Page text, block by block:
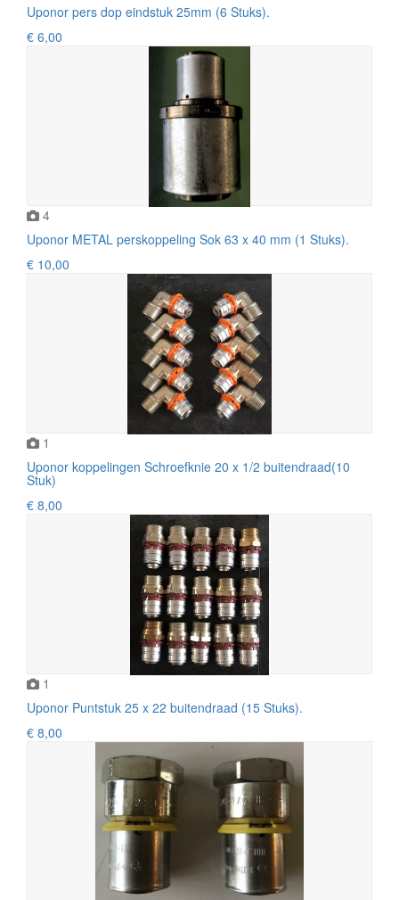
Uponor pers dop eindstuk 25mm (6 Stuks).
€ 6,00
4
Uponor METAL perskoppeling Sok 63 x 40 mm (1 Stuks).
€ 10,00
1
Uponor koppelingen Schroefknie 20 x 1/2 buitendraad(10
Stuk)
€ 8,00
1
Uponor Puntstuk 25 x 22 buitendraad (15 Stuks).
€ 8,00